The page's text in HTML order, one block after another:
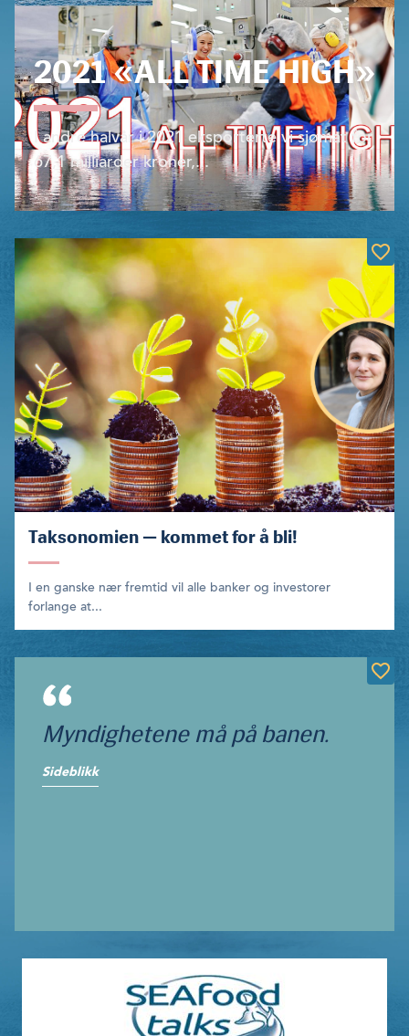
2021 «ALL TIME HIGH»
I andre halvår i 2021 eksporterte vi sjømat for
67,1 milliarder kroner,...
Taksonomien — kommet for å bli!
I en ganske nær fremtid vil alle banker og investorer
forlange at...
Myndighetene må på banen.
Sideblikk